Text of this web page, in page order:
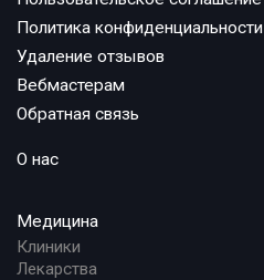
Политика конфиденциальности
Удаление отзывов
Вебмастерам
Обратная связь
О нас
Медицина
Клиники
Лекарства